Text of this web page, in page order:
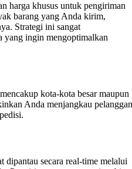
harga khusus untuk pengiriman
barang yang Anda kirim,
Strategi ini sangat
yang ingin mengoptimalkan
kota-kota besar maupun
Anda menjangkau pelanggan
dipantau secara real-time melalui